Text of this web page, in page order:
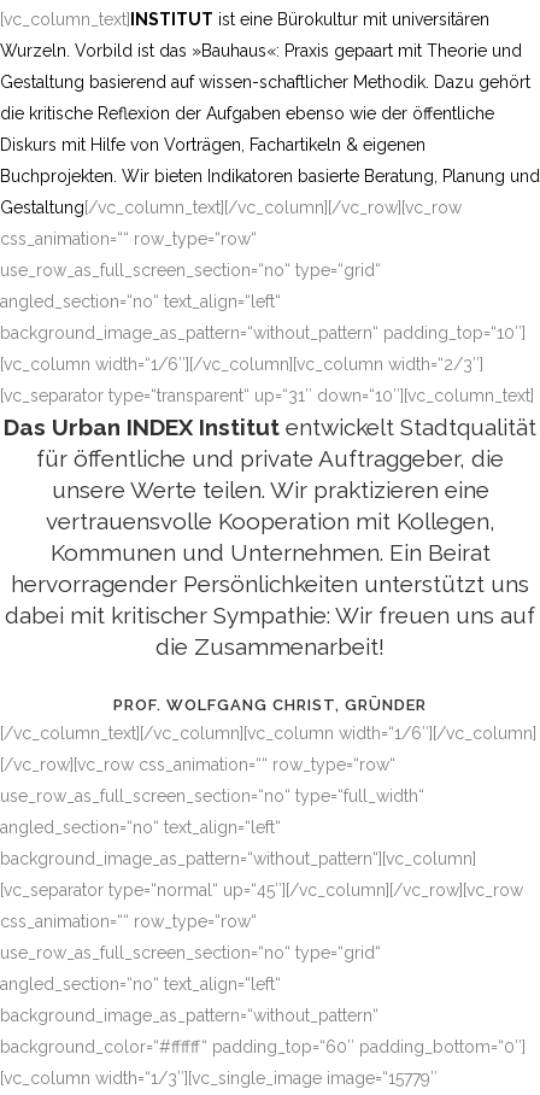
[vc_column_text] INSTITUT ist eine Bürokultur mit universitären
Wurzeln. Vorbild ist das »Bauhaus«: Praxis gepaart mit Theorie und
Gestaltung basierend auf wissen-schaftlicher Methodik. Dazu gehört
die kritische Reflexion der Aufgaben ebenso wie der öffentliche
Diskurs mit Hilfe von Vorträgen, Fachartikeln & eigenen
Buchprojekten. Wir bieten Indikatoren basierte Beratung, Planung und
Gestaltung[/vc_column_text][/vc_column][/vc_row][vc_row
css_animation=““ row_type=“row“
use_row_as_full_screen_section=“no“ type=“grid“
angled_section=“no“ text_align=“left“
background_image_as_pattern=“without_pattern“ padding_top=“10″]
[vc_column width=“1/6″][/vc_column][vc_column width=“2/3″]
[vc_separator type=“transparent“ up=“31″ down=“10″][vc_column_text]
Das Urban INDEX Institut entwickelt Stadtqualität
für öffentliche und private Auftraggeber, die
unsere Werte teilen. Wir praktizieren eine
vertrauensvolle Kooperation mit Kollegen,
Kommunen und Unternehmen. Ein Beirat
hervorragender Persönlichkeiten unterstützt uns
dabei mit kritischer Sympathie: Wir freuen uns auf
die Zusammenarbeit!
PROF. WOLFGANG CHRIST, GRÜNDER
[/vc_column_text][/vc_column][vc_column width=“1/6″][/vc_column]
[/vc_row][vc_row css_animation=““ row_type=“row“
use_row_as_full_screen_section=“no“ type=“full_width“
angled_section=“no“ text_align=“left“
background_image_as_pattern=“without_pattern“][vc_column]
[vc_separator type=“normal“ up=“45″][/vc_column][/vc_row][vc_row
css_animation=““ row_type=“row“
use_row_as_full_screen_section=“no“ type=“grid“
angled_section=“no“ text_align=“left“
background_image_as_pattern=“without_pattern“
background_color=“#ffffff“ padding_top=“60″ padding_bottom=“0″]
[vc_column width=“1/3″][vc_single_image image=“15779″